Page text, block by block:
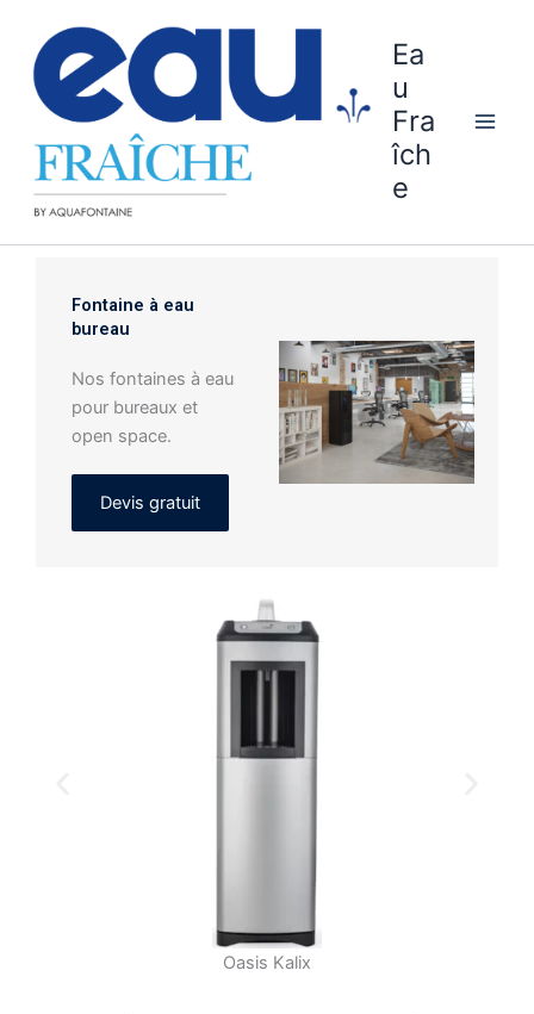
contenu
Ea
u
Fra
îch
e
Fontaine à eau
bureau
Nos fontaines à eau
pour bureaux et
open space.
Devis gratuit
Borg&Overström E7